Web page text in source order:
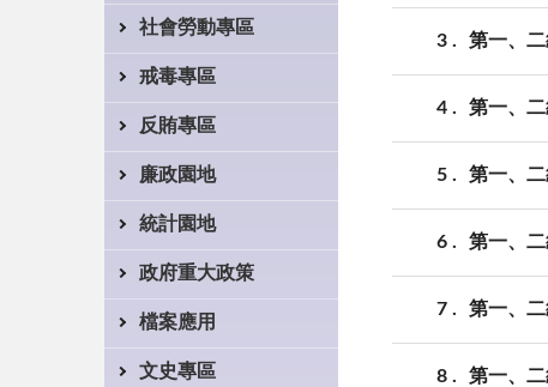
社會勞動專區
戒毒專區
反賄專區
廉政園地
統計園地
政府重大政策
檔案應用
文史專區
3 第一、
4 第一、
5 第一、
6 第一、
7 第一、
8 第一、